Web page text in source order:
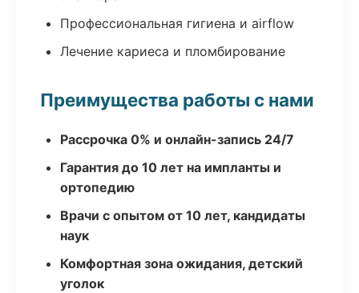
Профессиональная гигиена и airflow
Лечение кариеса и пломбирование
Преимущества работы с нами
Рассрочка 0% и онлайн-запись 24/7
Гарантия до 10 лет на импланты и
ортопедию
Врачи с опытом от 10 лет, кандидаты
наук
Комфортная зона ожидания, детский
уголок